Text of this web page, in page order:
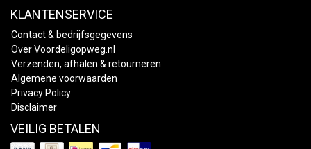
KLANTENSERVICE
Contact & bedrijfsgegevens
Over Voordeligopweg.nl
Verzenden, afhalen & retourneren
Algemene voorwaarden
Privacy Policy
Disclaimer
VEILIG BETALEN